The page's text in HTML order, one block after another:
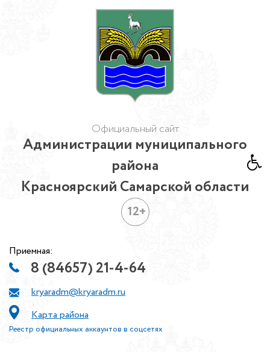
Официальный сайт
Администрации муниципального
района
Красноярский Самарской области
12+
Приемная:
8 (84657) 21-4-64
kryaradm@kryaradm.ru
Карта района
Реестр официальных аккаунтов в соцсетях